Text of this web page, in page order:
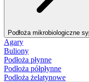
Podłoża mikrobiologiczne
Agary
Buliony
Podłoża płynne
Podłoża półpłynne
Podłoża żelatynowe